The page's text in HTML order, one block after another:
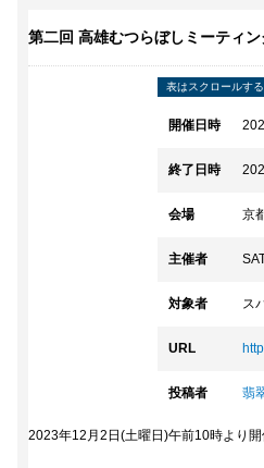
第二回 高雄むつらぼしミーティン
開催日時
終了日時
会場 京
主催者
対象者 ス
URL
投稿者 翡
2023年12月2日(土曜日)午前10時より